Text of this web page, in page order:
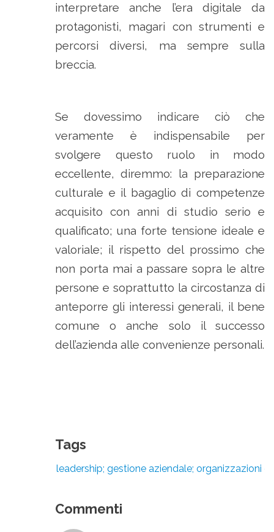
interpretare anche l’era digitale da
protagonisti, magari con strumenti e
percorsi diversi, ma sempre sulla
breccia.
Se dovessimo indicare ciò che
veramente è indispensabile per
svolgere questo ruolo in modo
eccellente, diremmo: la preparazione
culturale e il bagaglio di competenze
acquisito con anni di studio serio e
qualificato; una forte tensione ideale e
valoriale; il rispetto del prossimo che
non porta mai a passare sopra le altre
persone e soprattutto la circostanza di
anteporre gli interessi generali, il bene
comune o anche solo il successo
dell’azienda alle convenienze personali.
Tags
leadership; gestione aziendale; organizzazioni
Commenti